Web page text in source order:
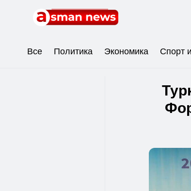
Все Политика Экономика Спорт